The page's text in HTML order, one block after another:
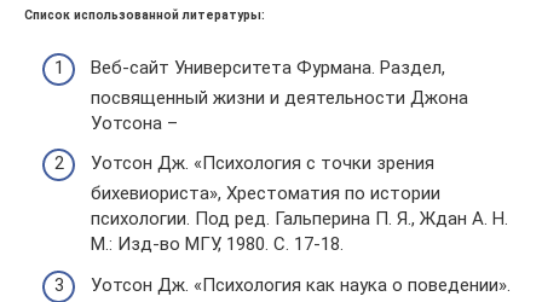
Список использованной литературы:
Веб-сайт Университета Фурмана. Раздел,
посвященный жизни и деятельности Джона
Уотсона –
Уотсон Дж. «Психология с точки зрения
бихевиориста», Хрестоматия по истории
психологии. Под ред. Гальперина П. Я., Ждан А. Н.
М.: Изд-во МГУ, 1980. С. 17-18.
Уотсон Дж. «Психология как наука о поведении».